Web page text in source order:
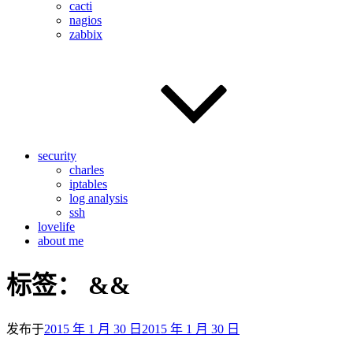
cacti
nagios
zabbix
security
charles
iptables
log analysis
ssh
lovelife
about me
标签： &&
发布于2015 年 1 月 30 日 2015 年 1 月 30 日